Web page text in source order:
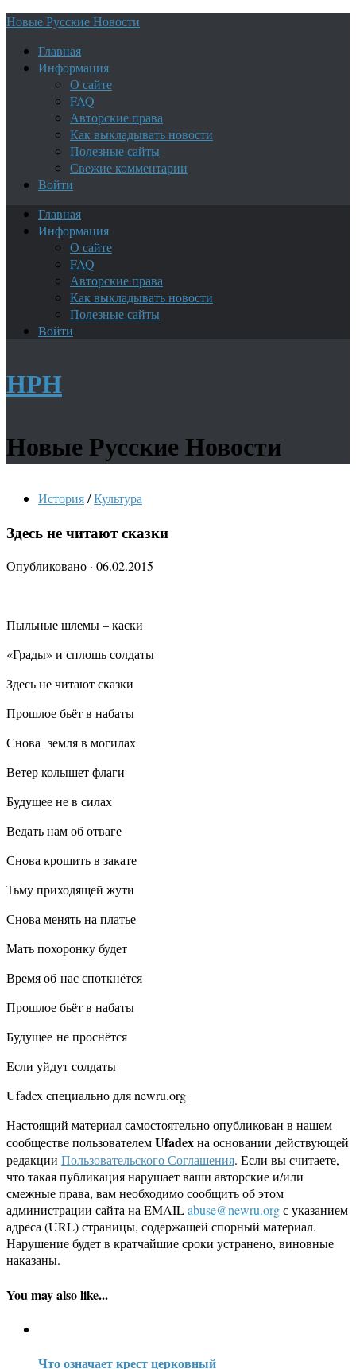
Новые Русские Новости
Главная
Информация
О сайте
FAQ
Авторские права
Как выкладывать новости
Полезные сайты
Свежие комментарии
Войти
Главная
Информация
О сайте
FAQ
Авторские права
Как выкладывать новости
Полезные сайты
Войти
НРН
Новые Русские Новости
История/Культура
Здесь не читают сказки
Опубликовано · 06.02.2015
Пыльные шлемы – каски
«Грады» и сплошь солдаты
Здесь не читают сказки
Прошлое бьёт в набаты
Снова земля в могилах
Ветер колышет флаги
Будущее не в силах
Ведать нам об отваге
Снова крошить в закате
Тьму приходящей жути
Снова менять на платье
Мать похоронку будет
Время об нас споткнётся
Прошлое бьёт в набаты
Будущее не проснётся
Если уйдут солдаты
Ufadex специально для newru.org
Настоящий материал самостоятельно опубликован в нашем
сообществе пользователемUfadexна основании действующей
редакции Пользовательского Соглашения. Если вы считаете,
что такая публикация нарушает ваши авторские и/или
смежные права, вам необходимо сообщить об этом
администрации сайта на EMAILabuse@newru.orgс указанием
адреса (URL) страницы, содержащей спорный материал.
Нарушение будет в кратчайшие сроки устранено, виновные
наказаны.
You may also like...
Что означает крест церковный